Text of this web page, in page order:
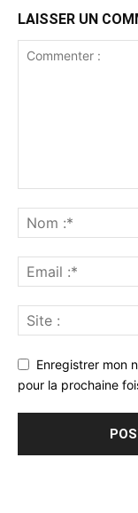
LAISSER UN
Enregistrer mon
pour la prochaine